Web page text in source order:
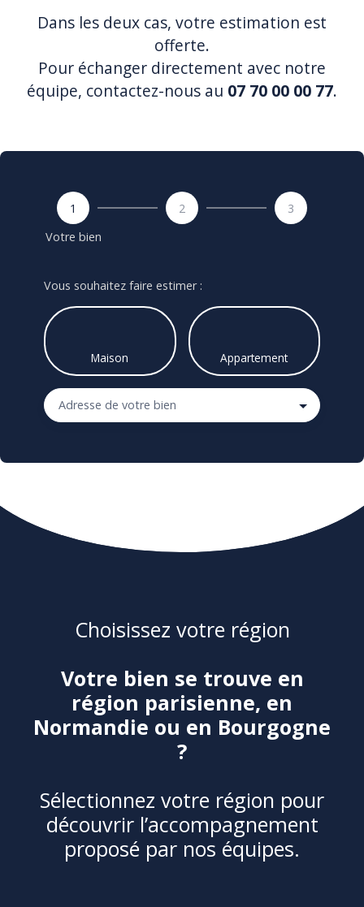
Dans les deux cas, votre estimation est
offerte.
Pour échanger directement avec notre
équipe, contactez-nous au 07 70 00 00 77.
1
Votre bien
2 3
Vous souhaitez faire estimer :
Maison Appartement
Adresse de votre bien
Choisissez votre région
Votre bien se trouve en
région parisienne, en
Normandie ou en Bourgogne
?
Sélectionnez votre région pour
découvrir l’accompagnement
proposé par nos équipes.